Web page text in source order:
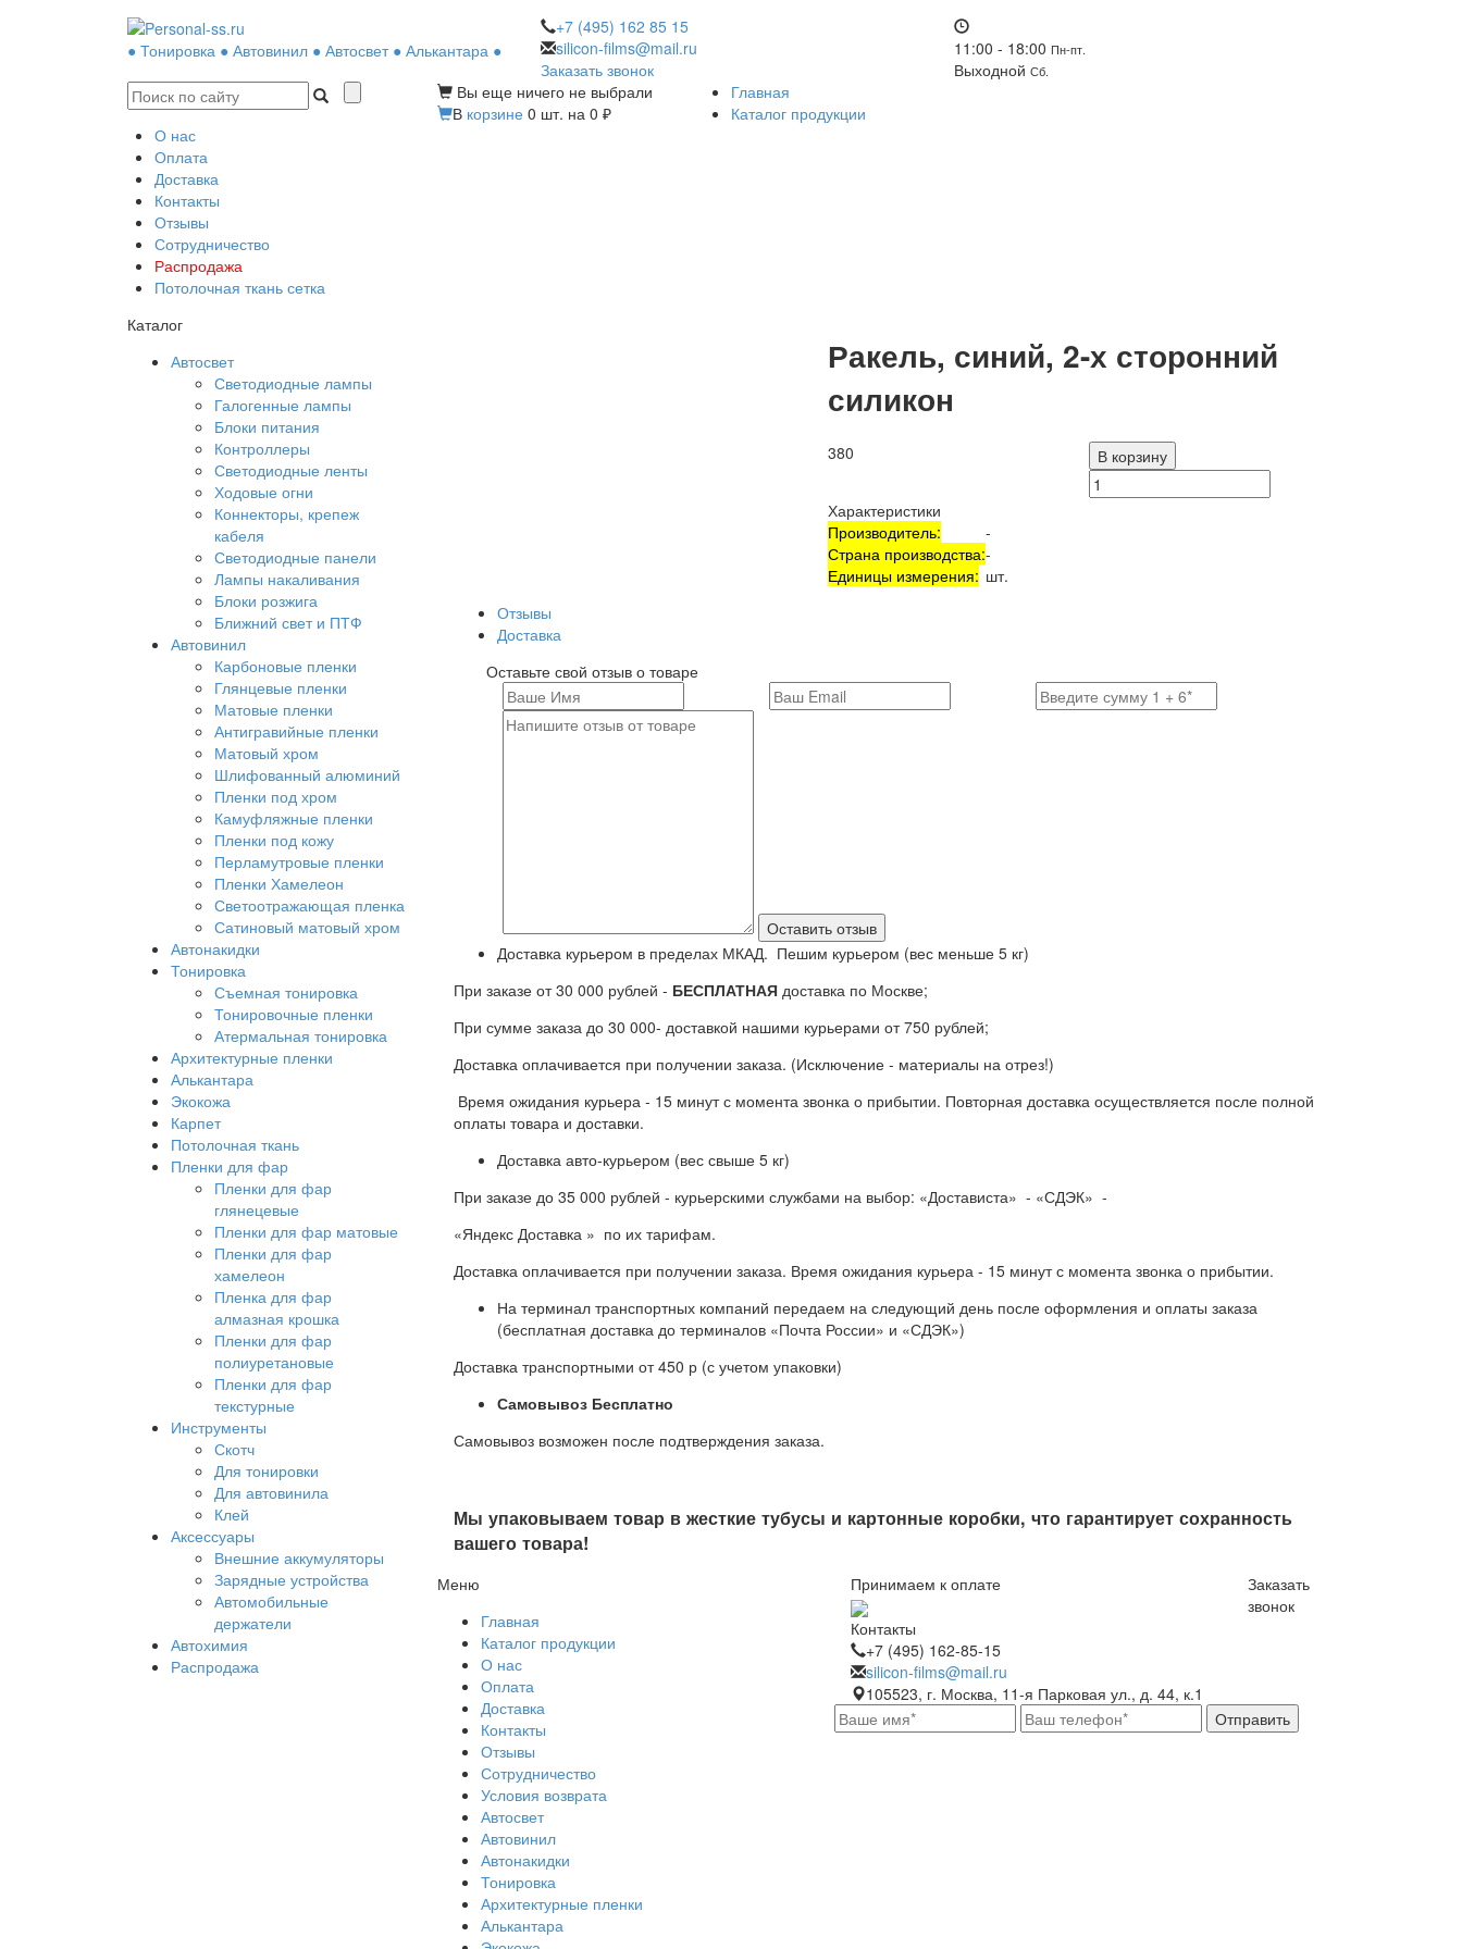
● Тонировка ● Автовинил ● Автосвет ● Алькантара ●
+7 (495) 162 85 15
silicon-films@mail.ru
Заказать звонок
11:00 - 18:00 Пн-пт.
Выходной Сб.
Вы еще ничего не выбрали
В корзине 0 шт. на 0 ₽
Главная
Каталог продукции
О нас
Оплата
Доставка
Контакты
Отзывы
Сотрудничество
Распродажа
Потолочная ткань сетка
Каталог
Автосвет
Светодиодные лампы
Галогенные лампы
Блоки питания
Контроллеры
Светодиодные ленты
Ходовые огни
Коннекторы, крепеж
кабеля
Светодиодные панели
Лампы накаливания
Блоки розжига
Ближний свет и ПТФ
Автовинил
Карбоновые пленки
Глянцевые пленки
Матовые пленки
Антигравийные пленки
Матовый хром
Шлифованный алюминий
Пленки под хром
Камуфляжные пленки
Пленки под кожу
Перламутровые пленки
Пленки Хамелеон
Светоотражающая пленка
Сатиновый матовый хром
Автонакидки
Тонировка
Съемная тонировка
Тонировочные пленки
Атермальная тонировка
Архитектурные пленки
Алькантара
Экокожа
Карпет
Потолочная ткань
Пленки для фар
Пленки для фар
глянецевые
Пленки для фар матовые
Пленки для фар
хамелеон
Пленка для фар
алмазная крошка
Пленки для фар
полиуретановые
Пленки для фар
текстурные
Инструменты
Скотч
Для тонировки
Для автовинила
Клей
Аксессуары
Внешние аккумуляторы
Зарядные устройства
Автомобильные
держатели
Автохимия
Распродажа
Ракель, синий, 2-х сторонний
силикон
380 В корзину
Характеристики
Производитель:
-
Страна производства:-
Единицы измерения: шт.
Отзывы
Доставка
Оставьте свой отзыв о товаре
Доставка курьером в пределах МКАД. Пешим курьером (вес меньше 5 кг)
При заказе от 30 000 рублей - БЕСПЛАТНАЯ доставка по Москве;
При сумме заказа до 30 000- доставкой нашими курьерами от 750 рублей;
Доставка оплачивается при получении заказа. (Исключение - материалы на отрез!)
Время ожидания курьера - 15 минут с момента звонка о прибытии. Повторная доставка осуществляется после полной
оплаты товара и доставки.
Доставка авто-курьером (вес свыше 5 кг)
При заказе до 35 000 рублей - курьерскими службами на выбор: «Достависта» - «СДЭК» -
«Яндекс Доставка » по их тарифам.
Доставка оплачивается при получении заказа. Время ожидания курьера - 15 минут с момента звонка о прибытии.
На терминал транспортных компаний передаем на следующий день после оформления и оплаты заказа
(бесплатная доставка до терминалов «Почта России» и «СДЭК»)
Доставка транспортными от 450 р (с учетом упаковки)
Самовывоз Бесплатно
Самовывоз возможен после подтверждения заказа.
Мы упаковываем товар в жесткие тубусы и картонные коробки, что гарантирует сохранность
вашего товара!
Меню
Главная
Каталог продукции
О нас
Оплата
Доставка
Контакты
Отзывы
Сотрудничество
Условия возврата
Автосвет
Автовинил
Автонакидки
Тонировка
Архитектурные пленки
Алькантара
Принимаем к оплате
Контакты
+7 (495) 162-85-15
silicon-films@mail.ru
105523, г. Москва, 11-я Парковая ул., д. 44, к.1
Заказать
звонок